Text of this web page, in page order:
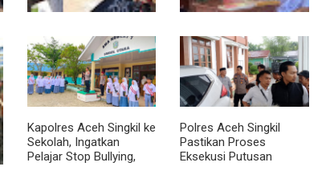
Sentuhan Akhir
Jembatan Garuda
Dikebut, Kodim 0118
Optimistis Tepat Waktu
Babinsa Tanamkan Nilai
Pancasila dan Cinta
Tanah Air kepada Siswa
SMP
Kapolres Aceh Singkil ke
Sekolah, Ingatkan
Pelajar Stop Bullying,
Polres Aceh Singkil
Pastikan Proses
Eksekusi Putusan